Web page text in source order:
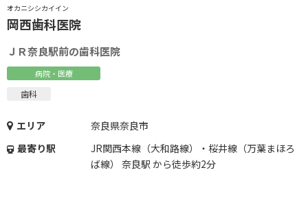
オカニシシカイイン
岡西歯科医院
ＪＲ奈良駅前の歯科医院
病院・医療
歯科
エリア
奈良県奈良市
最寄り駅
JR関西本線（大和路線）・桜井線（万葉まほろ
ば線） 奈良駅 から徒歩約2分